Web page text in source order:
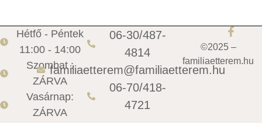
Hétfő - Péntek
11:00 - 14:00
Szombat :
ZÁRVA
Vasárnap:
ZÁRVA
06-30/487-
4814
familiaetterem@familiaetterem.hu
06-70/418-
4721
©2025 –
familiaetterem.hu